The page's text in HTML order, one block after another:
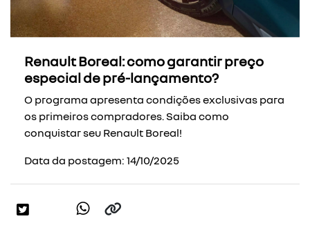
Renault Boreal: como garantir preço
especial de pré-lançamento?
O programa apresenta condições exclusivas para
os primeiros compradores. Saiba como
conquistar seu Renault Boreal!
Data da postagem: 14/10/2025